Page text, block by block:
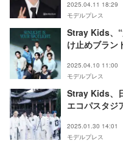
2025.04.11 18:29
モデルプレス
Stray Kids、
け止めブラン
2025.04.10 11:00
モデルプレス
Stray Kids、
エコパスタ
2025.01.30 14:01
モデルプレス